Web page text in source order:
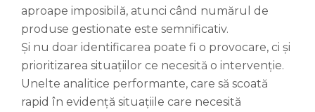
aproape imposibilă, atunci când numărul de
produse gestionate este semnificativ.
Și nu doar identificarea poate fi o provocare, ci și
prioritizarea situațiilor ce necesită o intervenție.
Unelte analitice performante, care să scoată
rapid în evidență situațiile care necesită